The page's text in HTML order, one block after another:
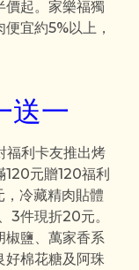
價起。家樂福獨
宜約5%以上，
送一
福利卡友推出烤
120元贈120福利
冷藏精肉貼體
3件現折20元。
椒鹽、萬家香系
好棉花糖及阿珠